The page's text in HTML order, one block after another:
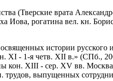
(Тверские врата
Иова, рогатина вел. кн.
истории
XI - 1-я четв. XII в.» (СПб.,
кон. XIII - сер. XV вв.
выпущенных